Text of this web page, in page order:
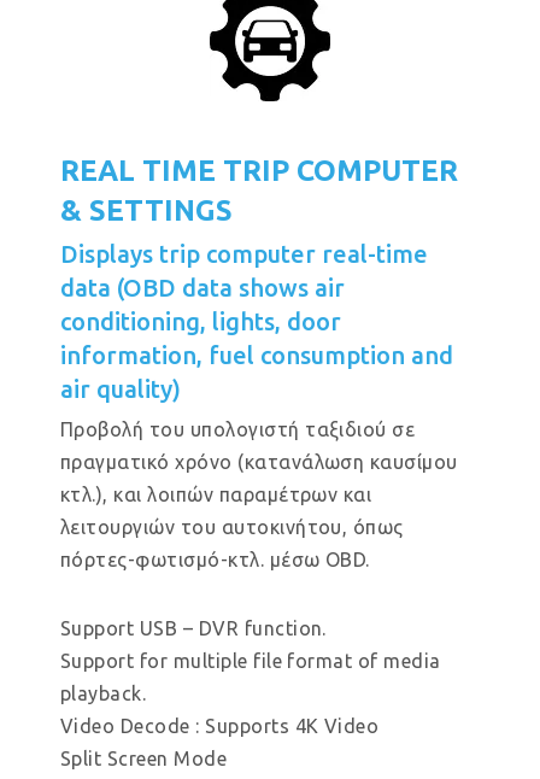
REAL TIME TRIP COMPUTER
& SETTINGS
Displays trip computer real-time
data (OBD data shows air
conditioning, lights, door
information, fuel consumption and
air quality)
Προβολή του υπολογιστή ταξιδιού σε
πραγματικό χρόνο (κατανάλωση καυσίμου
κτλ.), και λοιπών παραμέτρων και
λειτουργιών του αυτοκινήτου, όπως
πόρτες-φωτισμό-κτλ. μέσω OBD.
Support USB – DVR function.
Support for multiple file format of media
playback.
Video Decode : Supports 4K Video
Split Screen Mode